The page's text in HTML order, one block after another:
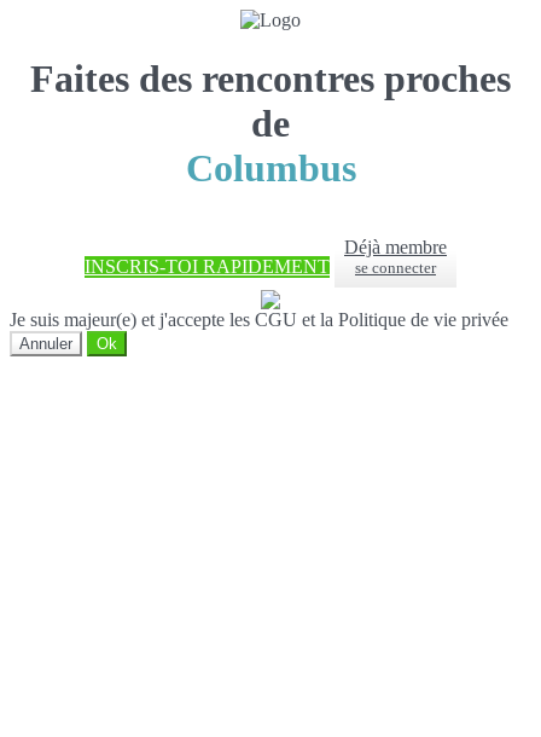
Faites des rencontres proches
de
Columbus
INSCRIS-TOI RAPIDEMENT
Déjà membre
se connecter
Je suis majeur(e) et j'accepte les CGU et la Politique de vie privée
Annuler Ok